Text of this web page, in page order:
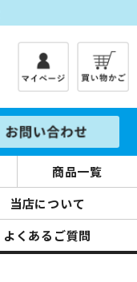
商品一覧
当店について
よくあるご質問